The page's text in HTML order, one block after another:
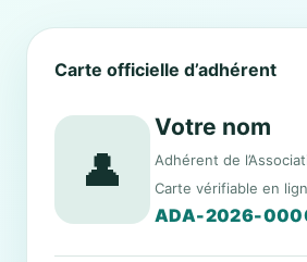
Carte officielle d’adhérent
👤
Votre nom
Adhérent de
Carte vérifiable en
ADA-2026-